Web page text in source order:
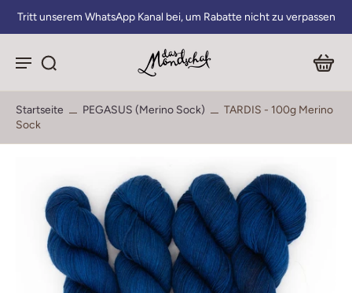
Tritt unserem WhatsApp Kanal bei, um Rabatte nicht zu verpassen
Startseite PEGASUS (Merino Sock)
TARDIS - 100g Merino
Sock